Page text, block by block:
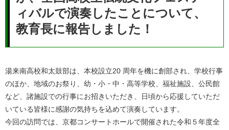
ィバルで演奏したことについて、
教育長に報告しました！
湯来南高校和太鼓部は、本校設立20 周年を機に創部され、学校行事
のほか、地域のお祭り、幼・小・中・高等学校、福祉施設、公民館
など、諸施設での行事にお招きいただき、日頃から応援していただ
いている皆様に感謝の気持ちを込めて演奏しています。
今回の訪問では、京都コンサートホールで開催された令和５年度全